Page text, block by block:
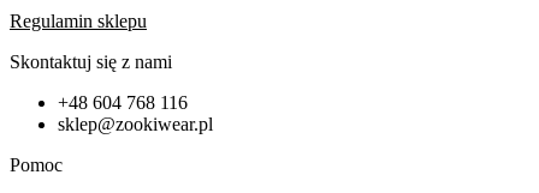
Regulamin sklepu
Skontaktuj się z nami
+48 604 768 116
sklep@zookiwear.pl
Pomoc